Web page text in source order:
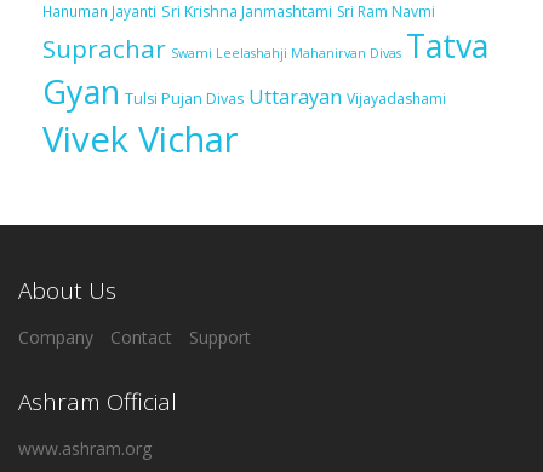
Hanuman Jayanti Sri Krishna Janmashtami Sri Ram Navmi
Suprachar Swami Leelashahji Mahanirvan Divas Tatva
Gyan Tulsi Pujan Divas Uttarayan Vijayadashami
Vivek Vichar
About Us
Company Contact Support
Ashram Official
www.ashram.org